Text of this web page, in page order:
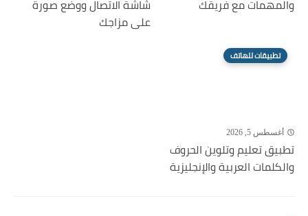
والمهمات مع فريقك
شاشة الاتصال ووضع صورة
على مزاجك
تطبيقات للهاتف
أغسطس 5, 2026
تطبيق تعليم وتلوين الحروف
والكلمات العربية والإنجليزية